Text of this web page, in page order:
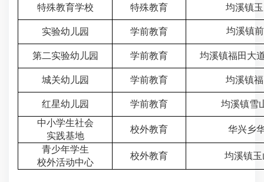
特殊教育学校 特殊教育 均溪镇
实验幼儿园 学前教育 均溪镇
第二实验幼儿园 学前教育 均溪镇福田大
城关幼儿园 学前教育 均溪镇
红星幼儿园 学前教育
均溪镇雪
中小学生社会
实践基地
校外教育
华兴乡
青少年学生
校外活动中心
校外教育 均溪镇玉